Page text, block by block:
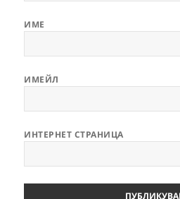
ИМЕ
ИМЕЙЛ
ИНТЕРНЕТ СТРАНИЦА